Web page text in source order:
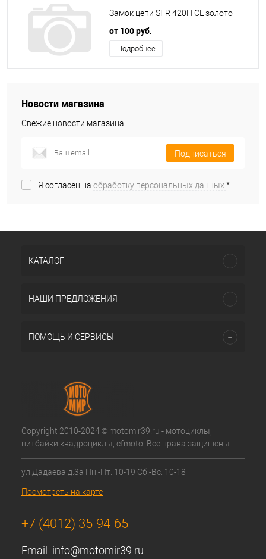
Замок цепи SFR 420H CL золото
от 100 руб.
Подробнее
Новости магазина
Свежие новости магазина
Подписаться
Я согласен на обработку персональных данных.*
КАТАЛОГ
НАШИ ПРЕДЛОЖЕНИЯ
ПОМОЩЬ И СЕРВИСЫ
Copyright 2010-2024 © motomir39.ru - мотоциклы,
питбайки квадроциклы, cfmoto. Все права защищены.
ул.Дадаева д.3а Пн.-Пт. 10-19 Сб.-Вс. 10-18
Посмотреть на карте
+7 (4012) 35-94-65
Email: info@motomir39.ru